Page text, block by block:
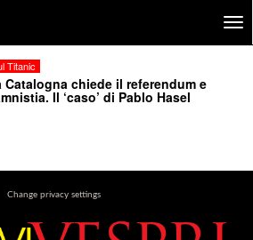
Titanic
Catalogna chiede il referendum e
Il ‘caso’ di Pablo Hasel
Change privacy settings